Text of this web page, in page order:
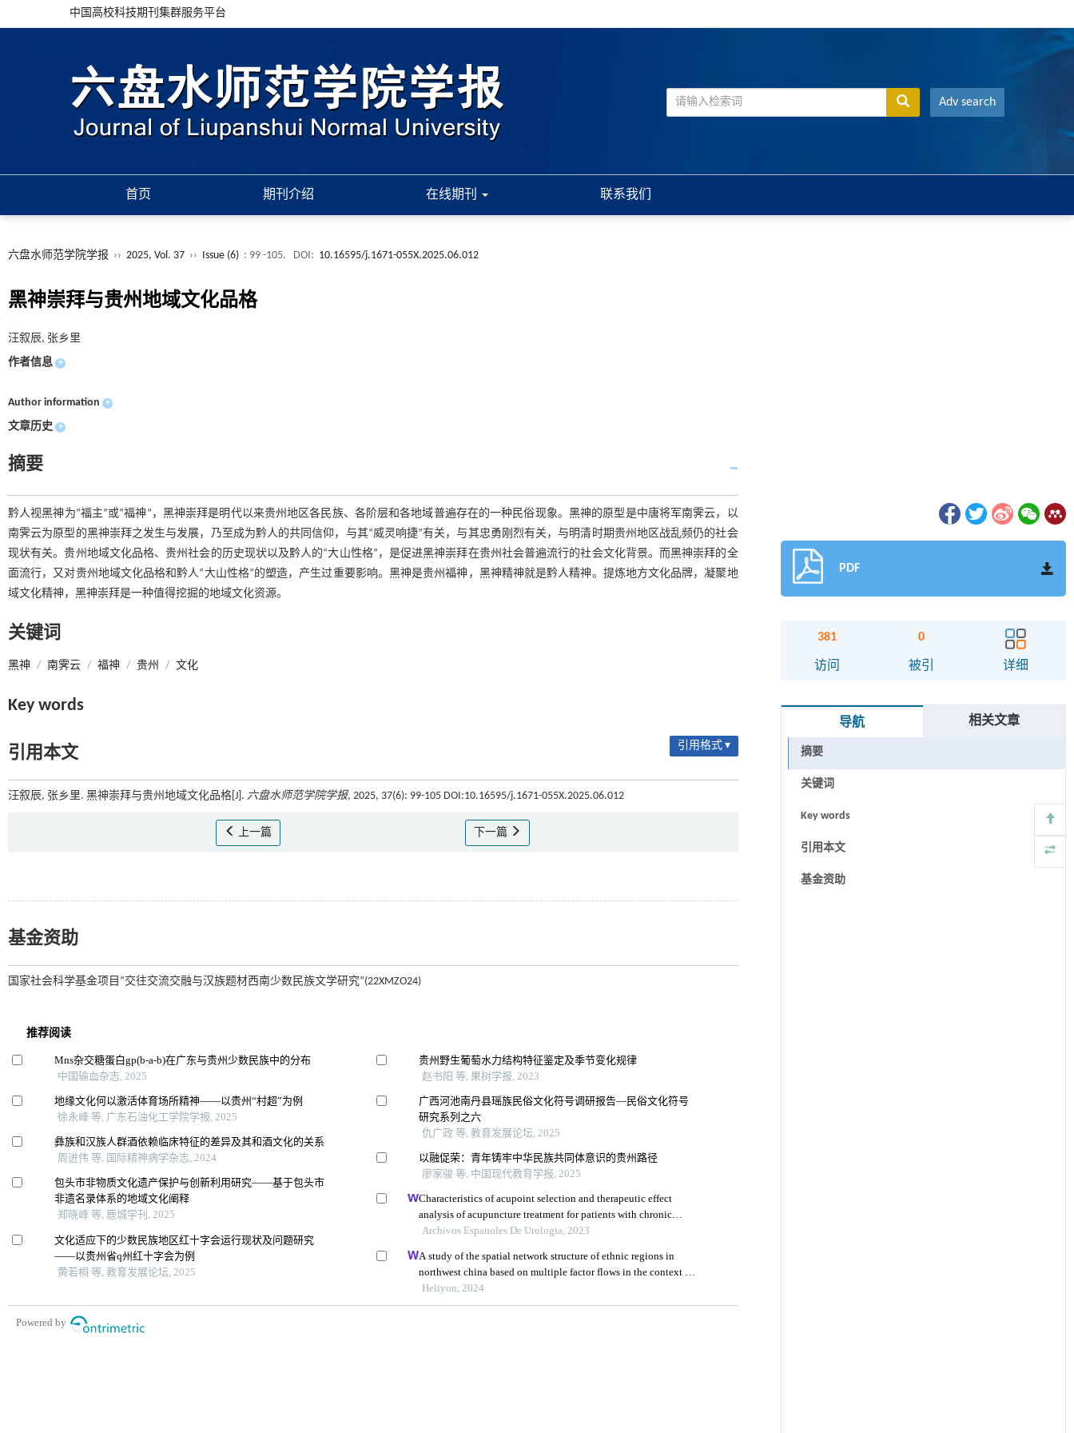
中国高校科技期刊集群服务平台
Adv search
首页 期刊介绍 在线期刊 联系我们
六盘水师范学院学报 ›› 2025, Vol. 37 ›› Issue (6) : 99 -105. DOI: 10.16595/j.1671-055X.2025.06.012
黑神崇拜与贵州地域文化品格
汪叙辰, 张乡里
作者信息 +
Author information +
文章历史 +
摘要
黔人视黑神为“福主”或“福神”，黑神崇拜是明代以来贵州地区各民族、各阶层和各地域普遍存在的一种民俗现象。黑神的原型是中唐将军南霁云，以
南霁云为原型的黑神崇拜之发生与发展，乃至成为黔人的共同信仰，与其“威灵响捷”有关，与其忠勇刚烈有关，与明清时期贵州地区战乱频仍的社会
现状有关。贵州地域文化品格、贵州社会的历史现状以及黔人的“大山性格”，是促进黑神崇拜在贵州社会普遍流行的社会文化背景。而黑神崇拜的全
面流行，又对贵州地域文化品格和黔人“大山性格”的塑造，产生过重要影响。黑神是贵州福神，黑神精神就是黔人精神。提炼地方文化品牌，凝聚地
域文化精神，黑神崇拜是一种值得挖掘的地域文化资源。
关键词
黑神 / 南霁云 / 福神 / 贵州 / 文化
Key words
引用本文 引用格式 ▾
汪叙辰, 张乡里. 黑神崇拜与贵州地域文化品格[J]. 六盘水师范学院学报, 2025, 37(6): 99-105 DOI:10.16595/j.1671-055X.2025.06.012
上一篇 下一篇
基金资助
国家社会科学基金项目“交往交流交融与汉族题材西南少数民族文学研究”(22XMZO24)
PDF
381
访问
0
被引 详细
导航 相关文章
摘要
关键词
Key words
引用本文
基金资助